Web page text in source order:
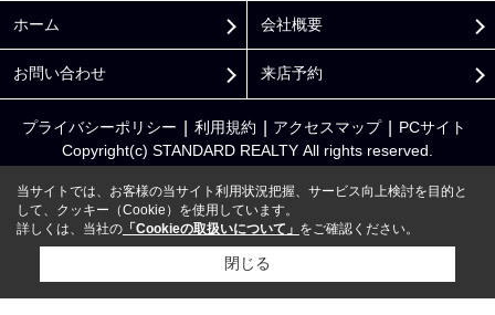
ホーム 会社概要
お問い合わせ 来店予約
プライバシーポリシー 利用規約 アクセスマップ PCサイト
Copyright(c) STANDARD REALTY All rights reserved.
当サイトでは、お客様の当サイト利用状況把握、サービス向上検討を目的と
して、クッキー（Cookie）を使用しています。
詳しくは、当社の 「Cookieの取扱いについて」 をご確認ください。
閉じる